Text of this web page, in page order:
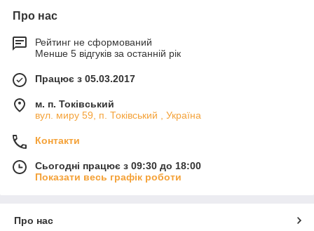
Про нас
Рейтинг не сформований
Менше 5 відгуків за останній рік
Працює з 05.03.2017
м. п. Токівський
вул. миру 59, п. Токівський , Україна
Контакти
Сьогодні працює з 09:30 до 18:00
Показати весь графік роботи
Про нас